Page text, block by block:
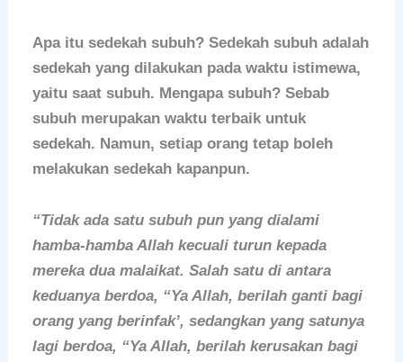
Apa itu sedekah subuh? Sedekah subuh adalah
sedekah yang dilakukan pada waktu istimewa,
yaitu saat subuh. Mengapa subuh? Sebab
subuh merupakan waktu terbaik untuk
sedekah. Namun, setiap orang tetap boleh
melakukan sedekah kapanpun.
“Tidak ada satu subuh pun yang dialami
hamba-hamba Allah kecuali turun kepada
mereka dua malaikat. Salah satu di antara
keduanya berdoa, “Ya Allah, berilah ganti bagi
orang yang berinfak’, sedangkan yang satunya
lagi berdoa, “Ya Allah, berilah kerusakan bagi